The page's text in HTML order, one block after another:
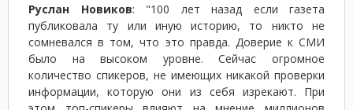
Руслан Новиков: "100 лет назад если газета
публиковала ту или иную историю, то никто не
сомневался в том, что это правда. Доверие к СМИ
было на высоком уровне. Сейчас огромное
количество спикеров, не имеющих никакой проверки
информации, которую они из себя изрекают. При